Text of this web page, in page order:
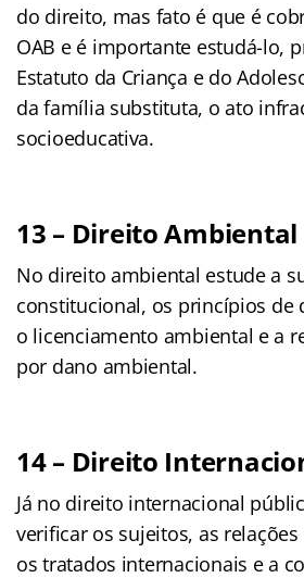
do direito, mas fato é que é
OAB e é importante estudá-lo,
Estatuto da Criança e do
da família substituta, o ato
socioeducativa.
13 – Direito Ambiental
No direito ambiental estude a
constitucional, os princípios de
o licenciamento ambiental e a
por dano ambiental.
14 – Direito
Já no direito internacional
verificar os sujeitos, as
os tratados internacionais e a